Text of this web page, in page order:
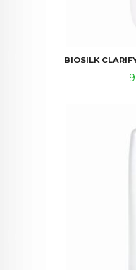
BIOSILK